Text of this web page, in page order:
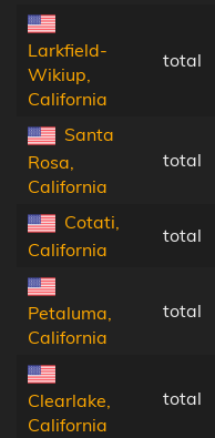
Larkfield-
Wikiup,
California
total
Santa
Rosa,
California
total
Cotati,
California
total
Petaluma,
California
total
Clearlake,
California
total